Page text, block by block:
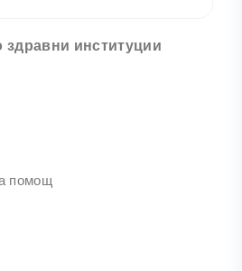
институции
помощ